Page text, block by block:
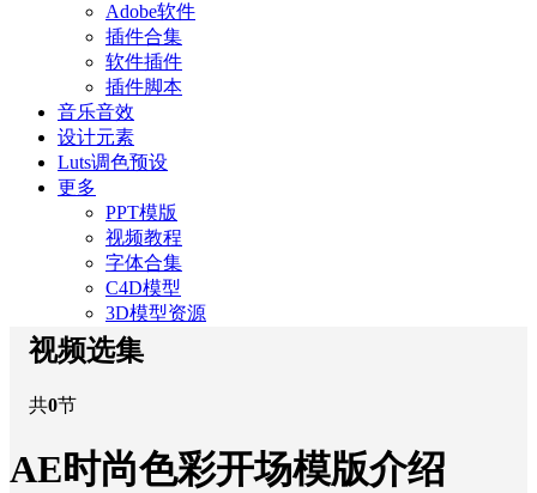
Adobe软件
插件合集
软件插件
插件脚本
音乐音效
设计元素
Luts调色预设
更多
PPT模版
视频教程
字体合集
C4D模型
3D模型资源
视频选集
共0节
AE时尚色彩开场模版介绍